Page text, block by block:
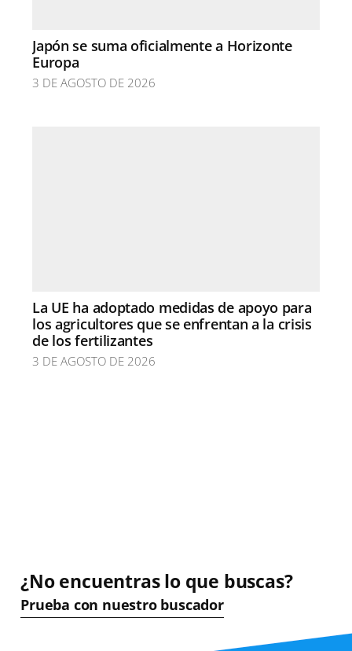
Japón se suma oficialmente a Horizonte
Europa
3 DE AGOSTO DE 2026
La UE ha adoptado medidas de apoyo para
los agricultores que se enfrentan a la crisis
de los fertilizantes
3 DE AGOSTO DE 2026
¿No encuentras lo que buscas?
Prueba con nuestro buscador